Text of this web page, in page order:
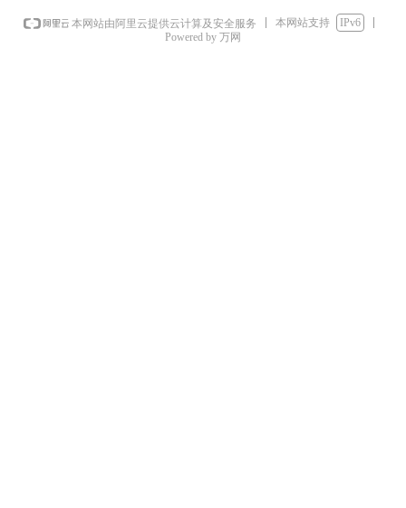
本网站由阿里云提供云计算及安全服务 本网站支持
IPv6
Powered by 万网